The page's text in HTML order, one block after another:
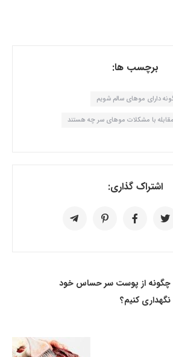
برچسب ها:
دارای موهای سالم شویم
با مشکلات موهای سر چه هستند
اشتراک گذاری:
چگونه از پوست سر حساس خود
نگهداری کنیم؟